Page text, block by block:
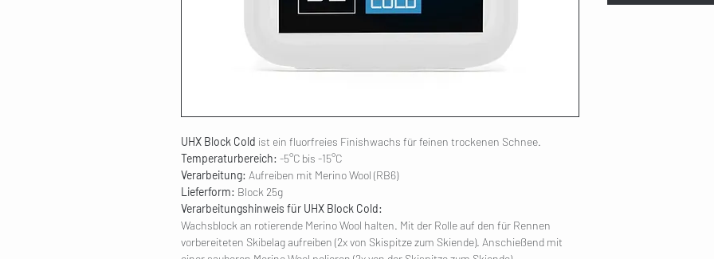
UHX Block Cold ist ein fluorfreies Finishwachs für feinen trockenen Schnee.
Temperaturbereich: -5°C bis -15°C
Verarbeitung: Aufreiben mit Merino Wool (RB6)
Lieferform: Block 25g
Verarbeitungshinweis für UHX Block Cold:
Wachsblock an rotierende Merino Wool halten. Mit der Rolle auf den für Rennen
vorbereiteten Skibelag aufreiben (2x von Skispitze zum Skiende). Anschießend mit